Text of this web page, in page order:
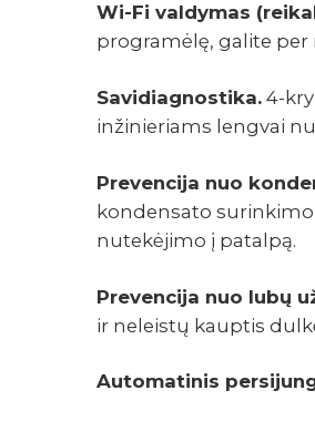
APRAŠYMAS
Wi-Fi valdymas
prog­ra­mėlę, galite
Savidiagnostika. 4-
inžinieriams lengvai
Prevencija nuo
kondensato
nutekėjimo į patalpą.
Prevencija nuo lubų
ir neleistų kauptis
Automatinis